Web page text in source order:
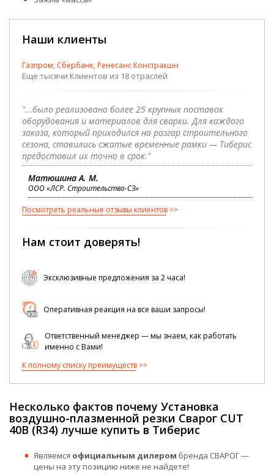
Наши клиенты
Газпром, Сбербанк, Ренесанс Констракшн
Еще тысячи Клиентов из 18 отраслей
"...было реализовано более 25 крупных поставок
оборудования и материалов для сварки. Для каждого
заказа, который приходился на разгар строительного
сезона, ставились сжатые временные рамки — Тиберис
предоставил их точно в срок."
Матюшина А. М.
ООО «ЛСР. Строительство-СЗ»
Посмотреть реальные отзывы клиентов
Нам стоит доверять!
Эксклюзивные предложения за 2 часа!
Оперативная реакция на все ваши запросы!
Ответственный менеджер — мы знаем, как работать
именно с Вами!
К полному списку преимуществ
Несколько фактов почему Установка
воздушно-плазменной резки Сварог CUT
40B (R34) лучше купить в Тиберис
Являемся официальным дилером бренда СВАРОГ —
цены на эту позицию ниже не найдете!